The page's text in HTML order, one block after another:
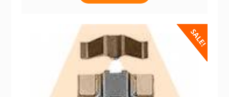
SALE!